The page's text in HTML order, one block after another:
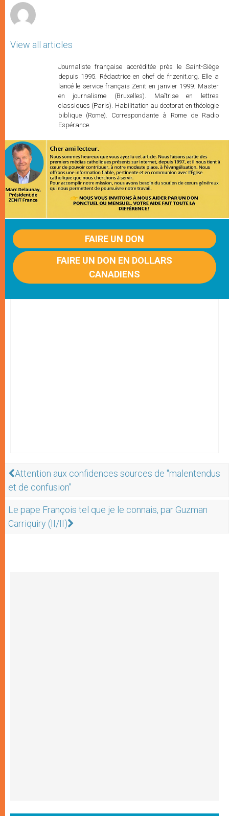
View all articles
Journaliste française accréditée près le Saint-Siège
depuis 1995. Rédactrice en chef de fr.zenit.org. Elle a
lancé le service français Zenit en janvier 1999. Master
en journalisme (Bruxelles). Maîtrise en lettres
classiques (Paris). Habilitation au doctorat en théologie
biblique (Rome). Correspondante à Rome de Radio
Espérance.
FAIRE UN DON
FAIRE UN DON EN DOLLARS
CANADIENS
Attention aux confidences sources de "malentendus
et de confusion"
Le pape François tel que je le connais, par Guzman
Carriquiry (II/II)